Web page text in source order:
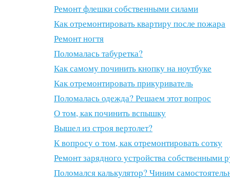
Ремонт флешки собственными силами
Как отремонтировать квартиру после пожара
Ремонт ногтя
Поломалась табуретка?
Как самому починить кнопку на ноутбуке
Как отремонтировать прикуриватель
Поломалась одежда? Решаем этот вопрос
О том, как починить вспышку
Вышел из строя вертолет?
К вопросу о том, как отремонтировать сотку
Ремонт зарядного устройства собственными
Поломался калькулятор? Чиним